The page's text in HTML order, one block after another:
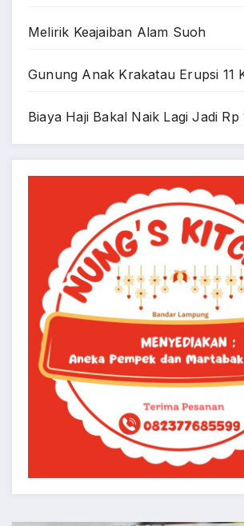
Melirik Keajaiban Alam Suoh
Gunung Anak Krakatau Erupsi 11
Biaya Haji Bakal Naik Lagi Jadi